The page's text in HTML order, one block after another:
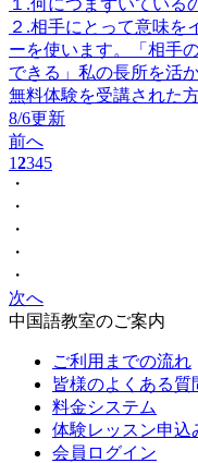
２.相手にとって意味を
ーを使います。「相手
できる」私の長所を活
無料体験を受講された
8/6更新
前へ
12345
・
・
・
・
・
次へ
中国語教室のご案内
ご利用までの流れ
皆様のよくある質
料金システム
体験レッスン申込
会員ログイン